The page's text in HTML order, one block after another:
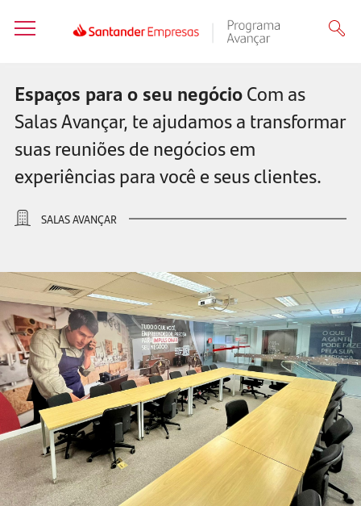
Espaços para o seu negócioCom as
Salas Avançar, te ajudamos a transformar
suas reuniões de negócios em
experiências para você e seus clientes.
SALAS AVANÇAR